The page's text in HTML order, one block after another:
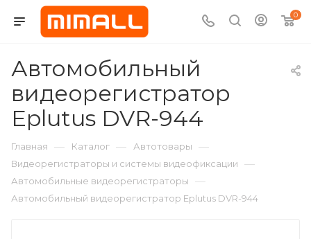
0
Автомобильный
видеорегистратор
Eplutus DVR-944
Главная — Каталог — Автотовары —
Видеорегистраторы и системы видеофиксации —
Автомобильные видеорегистраторы —
Автомобильный видеорегистратор Eplutus DVR-944